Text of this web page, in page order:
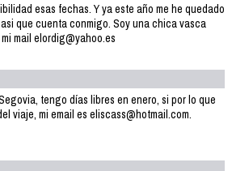
esas fechas. Y ya este año me he quedado
que cuenta conmigo. Soy una chica vasca
mail elordig@yahoo.es
tengo días libres en enero, si por lo que
viaje, mi email es eliscass@hotmail.com.